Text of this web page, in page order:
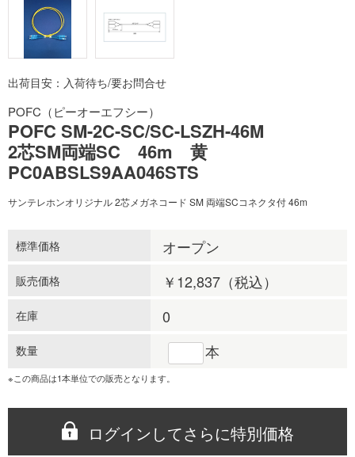
出荷目安：入荷待ち/要お問合せ
POFC（ピーオーエフシー）
POFC SM-2C-SC/SC-LSZH-46M
2芯SM両端SC 46m 黄
PC0ABSLS9AA046STS
サンテレホンオリジナル 2芯メガネコード SM 両端SCコネクタ付 46m
標準価格 オープン
販売価格 ￥12,837（税込）
在庫 0
数量 本
※この商品は1本単位での販売となります。
ログインしてさらに特別価格